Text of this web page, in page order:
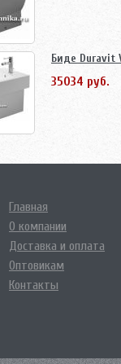
Биде Duravit
35034 руб.
Главная
О компании
Доставка и оплата
Оптовикам
Контакты